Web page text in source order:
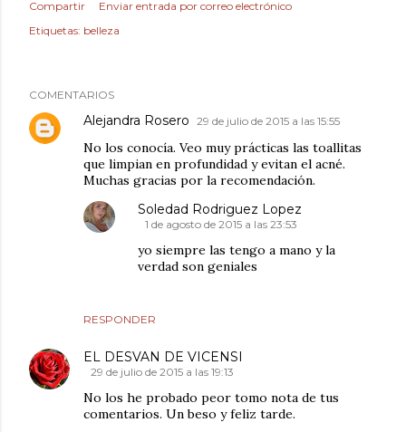
Compartir
Enviar entrada por correo electrónico
Etiquetas: belleza
COMENTARIOS
Alejandra Rosero 29 de julio de 2015 a las 15:55
No los conocía. Veo muy prácticas las toallitas
que limpian en profundidad y evitan el acné.
Muchas gracias por la recomendación.
RESPONDER
Soledad Rodriguez Lopez
1 de agosto de 2015 a las 23:53
yo siempre las tengo a mano y la
verdad son geniales
EL DESVAN DE VICENSI
29 de julio de 2015 a las 19:13
No los he probado peor tomo nota de tus
comentarios. Un beso y feliz tarde.